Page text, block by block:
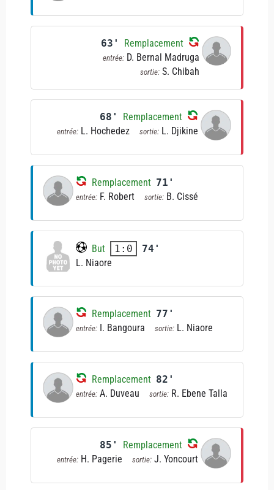
63' Remplacement
entrée: D. Bernal Madruga
sortie: S. Chibah
68' Remplacement
entrée: L. Hochedez sortie: L. Djikine
Remplacement 71'
entrée: F. Robert sortie: B. Cissé
But 1:0
74'
L. Niaore
Remplacement 77'
entrée: I. Bangoura sortie: L. Niaore
Remplacement 82'
entrée: A. Duveau sortie: R. Ebene Talla
85' Remplacement
entrée: H. Pagerie sortie: J. Yoncourt